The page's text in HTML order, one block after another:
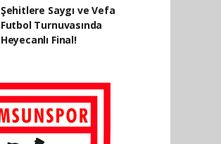
Şehitlere Saygı ve Vefa
Futbol Turnuvasında
Heyecanlı Final!